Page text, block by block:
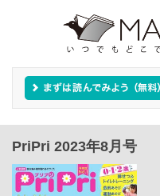
PriPri 2023年8月号